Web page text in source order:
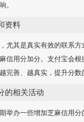
。
资料
尤其是真实有效的联系方
信用分加分。支付宝会
完善、越真实，提升分数
的相关活动
举办一些增加芝麻信用